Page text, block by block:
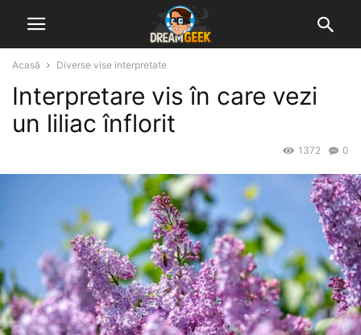
Acasă Diverse vise interpretate
Interpretare vis în care vezi
un liliac înflorit
0
1372